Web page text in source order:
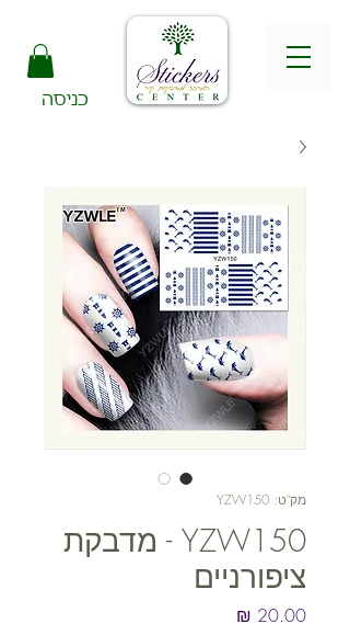
כניסה
מק"ט: YZW150
YZW150 - מדבקת
ציפורניים